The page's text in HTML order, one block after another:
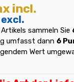
incl.
sammeln Sie
umfasst dann 6
Wert